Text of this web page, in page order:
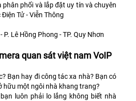
phối và lắp đặt uy tín và chuyên
Tử - Viễn Thông
Lê Hồng Phong - TP. Quy Nhơn
quan sát việt nam VoIP
Bạn hay đi công tác xa nhà? Bạn có
hữu một ngôi nhà khang trang?
luôn phải lo lắng không biết nhà